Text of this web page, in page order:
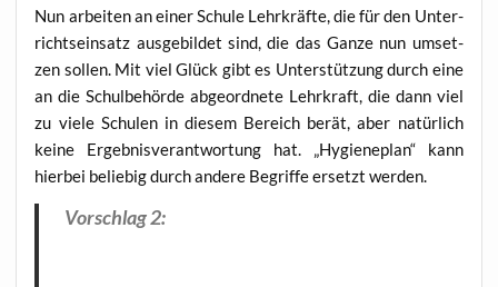
Nun arbei­ten an einer Schu­le Lehr­kräf­te, die für den Unter­
richts­ein­satz aus­ge­bil­det sind, die das Gan­ze nun umset­
zen sol­len. Mit viel Glück gibt es Unter­stüt­zung durch eine
an die Schul­be­hör­de abge­ord­ne­te Lehr­kraft, die dann viel
zu vie­le Schu­len in die­sem Bereich berät, aber natür­lich
kei­ne Ergeb­nis­ver­ant­wor­tung hat. „Hygie­ne­plan“ kann
hier­bei belie­big durch ande­re Begrif­fe ersetzt werden.
Vor­schlag 2: